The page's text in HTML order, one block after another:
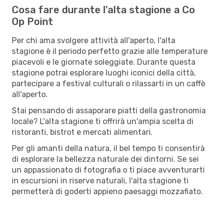
Cosa fare durante l'alta stagione a Co
Op Point
Per chi ama svolgere attività all'aperto, l'alta
stagione è il periodo perfetto grazie alle temperature
piacevoli e le giornate soleggiate. Durante questa
stagione potrai esplorare luoghi iconici della città,
partecipare a festival culturali o rilassarti in un caffè
all'aperto.
Stai pensando di assaporare piatti della gastronomia
locale? L'alta stagione ti offrirà un'ampia scelta di
ristoranti, bistrot e mercati alimentari.
Per gli amanti della natura, il bel tempo ti consentirà
di esplorare la bellezza naturale dei dintorni. Se sei
un appassionato di fotografia o ti piace avventurarti
in escursioni in riserve naturali, l'alta stagione ti
permetterà di goderti appieno paesaggi mozzafiato.